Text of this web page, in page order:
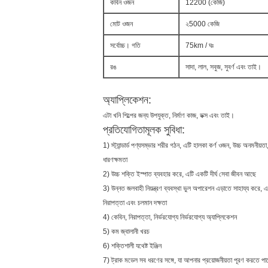
কার্বন ওজন 12200 (কেজি)
মোট ওজন ২5000 কেজি
সর্বোচ্চ। গতি 75km / ঘঃ
রঙ সাদা, লাল, সবুজ, সুবর্ণ এবং তাই।
অ্যাপ্লিকেশন:
এটা খনি শিল্পের জন্য উপযুক্ত, নির্মাণ কাজ, ডক্স এবং তাই।
প্রতিযোগিতামূলক সুবিধা:
1) স্ট্যান্ডার্ড পণ্যসম্ভার শরীর গঠন, এটি হালকা কর্ণ ওজন, উচ্চ
ধারণক্ষমতা
2) উচ্চ শক্তি ইস্পাত ব্যবহার করে, এটি একটি দীর্ঘ সেবা জীবন আছে
3) উন্নত জলবাহী নিয়ন্ত্রণ ব্যবস্থা ভুল অপারেশন এড়াতে সাহায্য করে,
নিরাপত্তা এবং চলমান দক্ষতা
4) কেবিন, নিরাপত্তা, নির্ভরযোগ্য নির্ভরযোগ্য অ্যাপ্লিকেশন
5) কম জ্বালানী খরচ
6) শক্তিশালী যথেষ্ট ইঞ্জিন
7) ট্রাক মডেল সব ধরণের সঙ্গে, যা আপনার প্রয়োজনীয়তা পূরণ করতে